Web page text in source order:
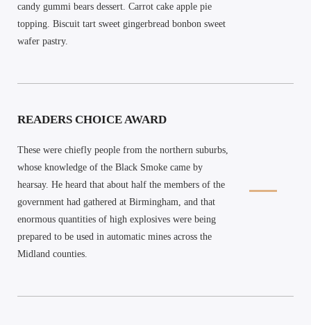
candy gummi bears dessert. Carrot cake apple pie
topping. Biscuit tart sweet gingerbread bonbon sweet
wafer pastry.
READERS CHOICE AWARD
These were chiefly people from the northern suburbs,
whose knowledge of the Black Smoke came by
hearsay. He heard that about half the members of the
government had gathered at Birmingham, and that
enormous quantities of high explosives were being
prepared to be used in automatic mines across the
Midland counties.